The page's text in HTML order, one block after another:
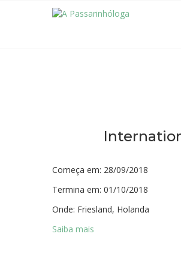
Começa em: 28/09/2018
Termina em: 01/10/2018
Onde: Friesland, Holanda
Saiba mais